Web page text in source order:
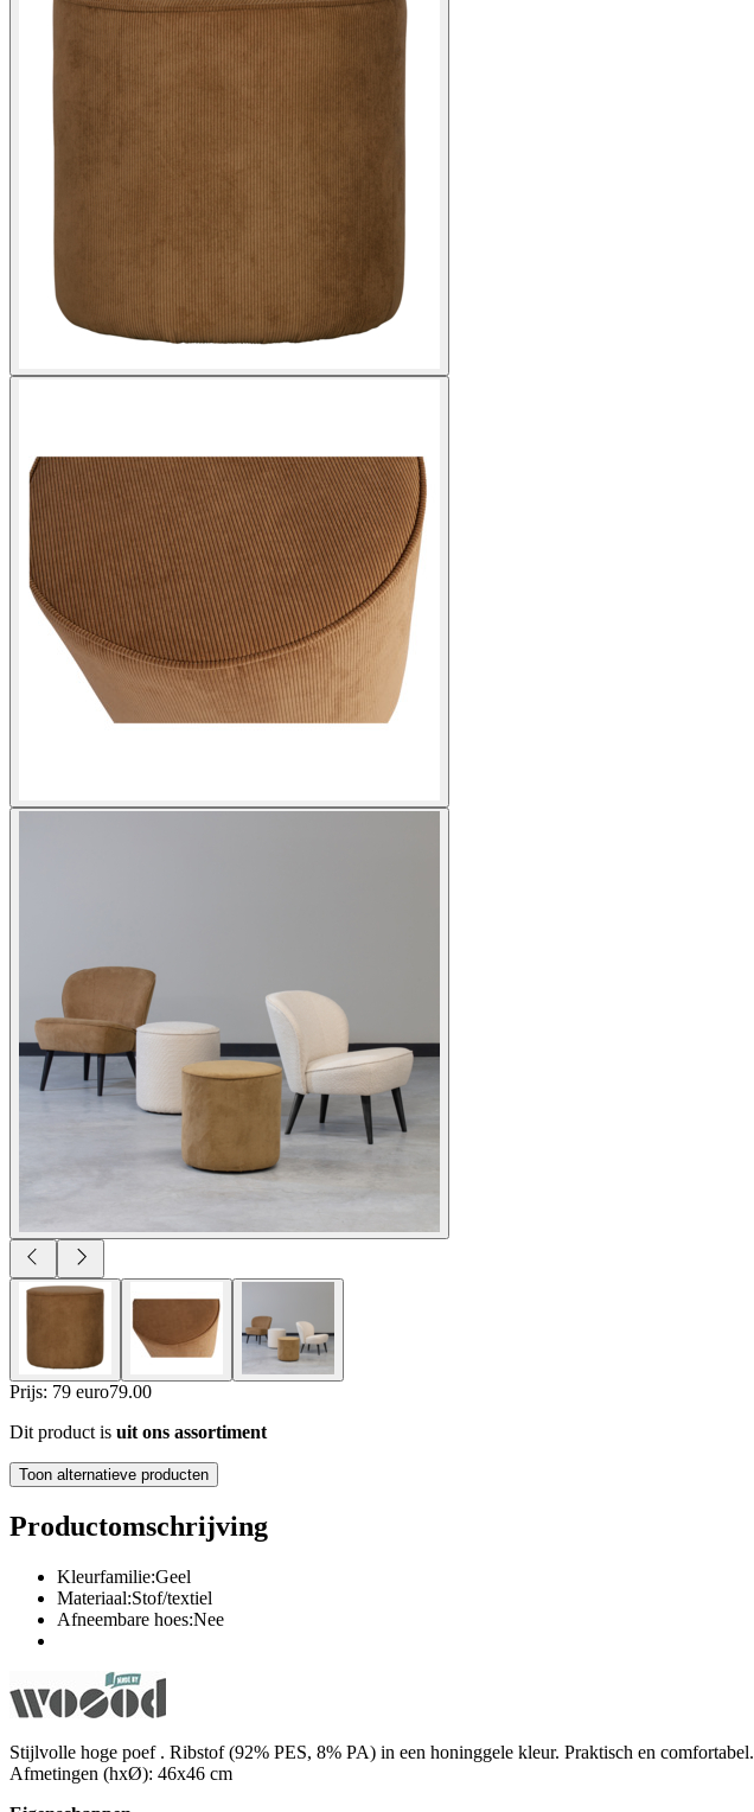
Prijs: 79 euro79.00
Dit product is uit ons assortiment
Toon alternatieve producten
Productomschrijving
Kleurfamilie:Geel
Materiaal:Stof/textiel
Afneembare hoes:Nee
Stijlvolle hoge poef . Ribstof (92% PES, 8% PA) in een honinggele kleur. Praktisch en comfortabel.
Afmetingen (hxØ): 46x46 cm